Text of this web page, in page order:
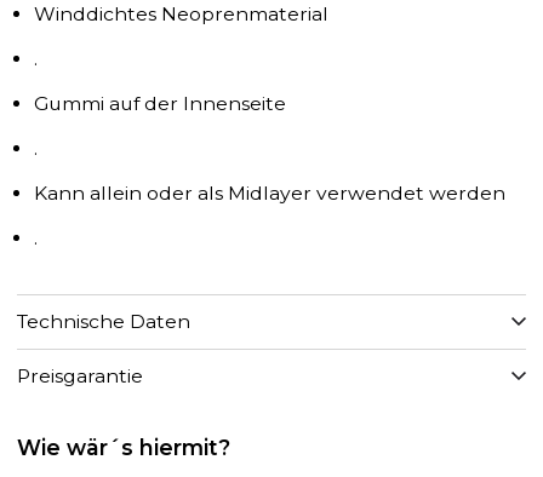
Winddichtes Neoprenmaterial
.
Gummi auf der Innenseite
.
Kann allein oder als Midlayer verwendet werden
.
Technische Daten
Preisgarantie
Wie wär´s hiermit?